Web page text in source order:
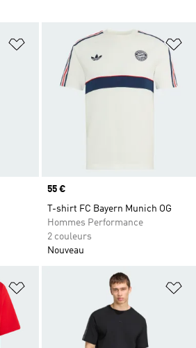
Ajouter à la Liste de produits
Prix
55 €
T-shirt FC Bayern Munich OG
Hommes Performance
2 couleurs
Nouveau
Ajouter à la Liste de produits